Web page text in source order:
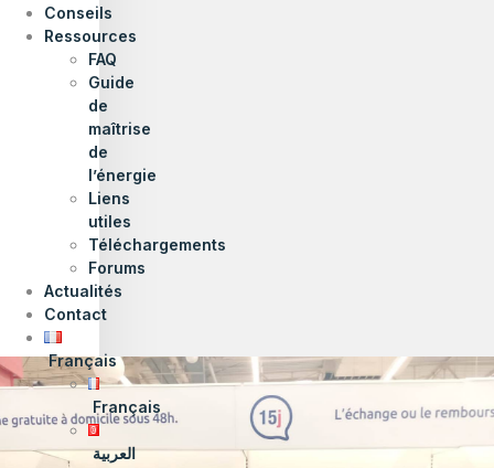
Conseils
Ressources
FAQ
Guide
de
maîtrise
de
l’énergie
Liens
utiles
Téléchargements
Forums
Actualités
Contact
Français
Français
العربية